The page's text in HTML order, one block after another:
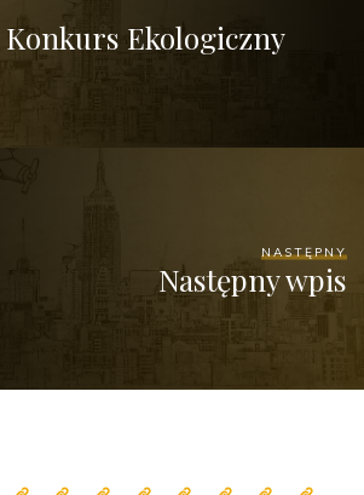
Ekologiczny
NASTĘPNY
Następny wpis